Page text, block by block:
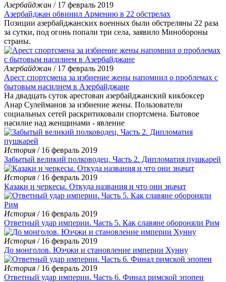
Азербайджан / 17 февраль 2019
Азербайджан обвинил Армению в 22 обстрелах
Позиции азербайджанских военных были обстреляны 22 раза
за сутки, под огонь попали три села, заявило Минобороны
страны.
Азербайджан / 17 февраль 2019
Арест спортсмена за избиение жены напомнил о проблемах с
бытовым насилием в Азербайджане
На двадцать суток арестован азербайджанский кикбоксер
Анар Сулейманов за избиение жены. Пользователи
социальных сетей раскритиковали спортсмена. Бытовое
насилие над женщинами - явление
История / 16 февраль 2019
Забытый великий полководец. Часть 2. Дипломатия пушкарей
История / 16 февраль 2019
Казаки и черкесы. Откуда названия и что они значат
История / 16 февраль 2019
Ответный удар империи. Часть 5. Как славяне обороняли Рим
История / 16 февраль 2019
До монголов. Юэчжи и становление империи Хунну
История / 16 февраль 2019
Ответный удар империи. Часть 6. Финал римской эпопеи